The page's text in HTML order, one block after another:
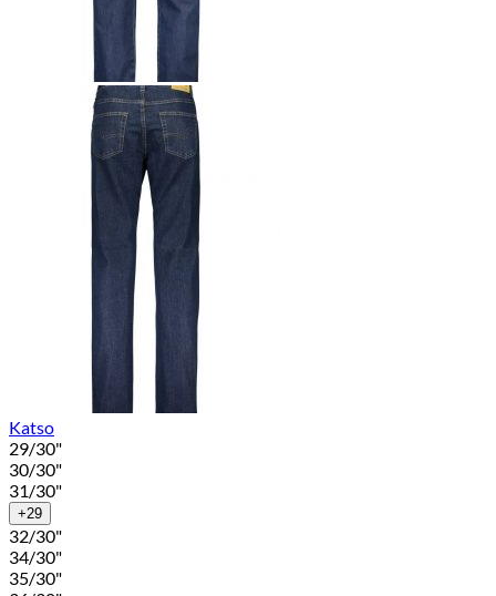
Katso
29/30"
30/30"
31/30"
+29
32/30"
34/30"
35/30"